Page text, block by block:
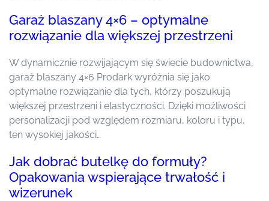
Garaż blaszany 4×6 – optymalne
rozwiązanie dla większej przestrzeni
W dynamicznie rozwijającym się świecie budownictwa,
garaż blaszany 4×6 Prodark wyróżnia się jako
optymalne rozwiązanie dla tych, którzy poszukują
większej przestrzeni i elastyczności. Dzięki możliwości
personalizacji pod względem rozmiaru, koloru i typu,
ten wysokiej jakości…
Jak dobrać butelkę do formuły?
Opakowania wspierające trwałość i
wizerunek